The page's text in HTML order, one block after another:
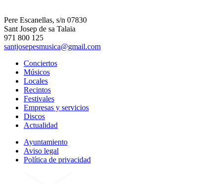
Pere Escanellas, s/n 07830
Sant Josep de sa Talaia
971 800 125
santjosepesmusica@gmail.com
Conciertos
Músicos
Locales
Recintos
Festivales
Empresas y servicios
Discos
Actualidad
Ayuntamiento
Aviso legal
Política de privacidad